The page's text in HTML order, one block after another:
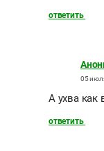
ответить
05
А ухва как
ответить